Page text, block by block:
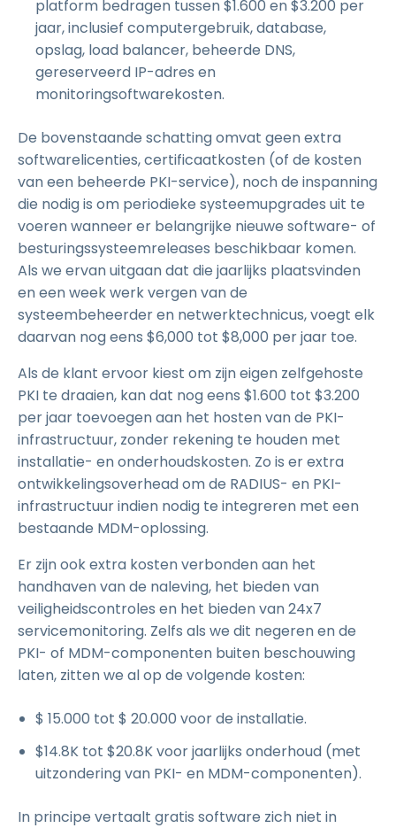
platform bedragen tussen $1.600 en $3.200 per
jaar, inclusief computergebruik, database,
opslag, load balancer, beheerde DNS,
gereserveerd IP-adres en
monitoringsoftwarekosten.
De bovenstaande schatting omvat geen extra
softwarelicenties, certificaatkosten (of de kosten
van een beheerde PKI-service), noch de inspanning
die nodig is om periodieke systeemupgrades uit te
voeren wanneer er belangrijke nieuwe software- of
besturingssysteemreleases beschikbaar komen.
Als we ervan uitgaan dat die jaarlijks plaatsvinden
en een week werk vergen van de
systeembeheerder en netwerktechnicus, voegt elk
daarvan nog eens $6,000 tot $8,000 per jaar toe.
Als de klant ervoor kiest om zijn eigen zelfgehoste
PKI te draaien, kan dat nog eens $1.600 tot $3.200
per jaar toevoegen aan het hosten van de PKI-
infrastructuur, zonder rekening te houden met
installatie- en onderhoudskosten. Zo is er extra
ontwikkelingsoverhead om de RADIUS- en PKI-
infrastructuur indien nodig te integreren met een
bestaande MDM-oplossing.
Er zijn ook extra kosten verbonden aan het
handhaven van de naleving, het bieden van
veiligheidscontroles en het bieden van 24x7
servicemonitoring. Zelfs als we dit negeren en de
PKI- of MDM-componenten buiten beschouwing
laten, zitten we al op de volgende kosten:
$ 15.000 tot $ 20.000 voor de installatie.
$14.8K tot $20.8K voor jaarlijks onderhoud (met
uitzondering van PKI- en MDM-componenten).
In principe vertaalt gratis software zich niet in